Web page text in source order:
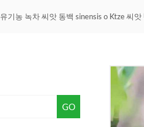
유기농 녹차 씨앗 동백 sinensis o Ktze 씨